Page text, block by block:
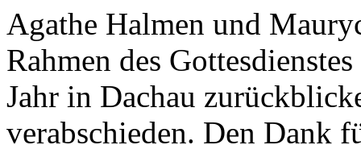
Agathe Halmen und
Rahmen des
Jahr in Dachau
verabschieden. Den Dank